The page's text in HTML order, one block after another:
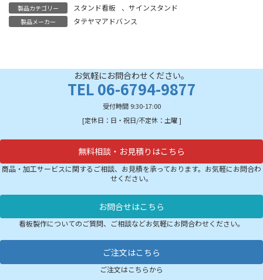
製品カテゴリー スタンド看板 、 サインスタンド
製品メーカー タテヤマアドバンス
お気軽にお問合わせください。
TEL 06-6794-9877
受付時間 9:30-17:00
[定休日：日・祝日/不定休：土曜 ]
無料相談・お見積りはこちら
商品・加工サービスに関するご相談、お見積を承っております。お気軽にお問合わ
せください。
お問合せはこちら
看板製作についてのご質問、ご相談などお気軽にお問合わせください。
ご注文はこちら
ご注文はこちらから